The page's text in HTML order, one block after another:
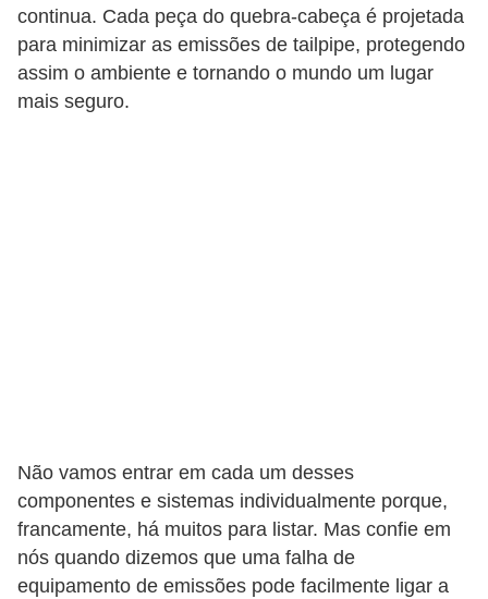
continua. Cada peça do quebra-cabeça é projetada
para minimizar as emissões de tailpipe, protegendo
assim o ambiente e tornando o mundo um lugar
mais seguro.
Não vamos entrar em cada um desses
componentes e sistemas individualmente porque,
francamente, há muitos para listar. Mas confie em
nós quando dizemos que uma falha de
equipamento de emissões pode facilmente ligar a
t
e
r
n
g
V
e